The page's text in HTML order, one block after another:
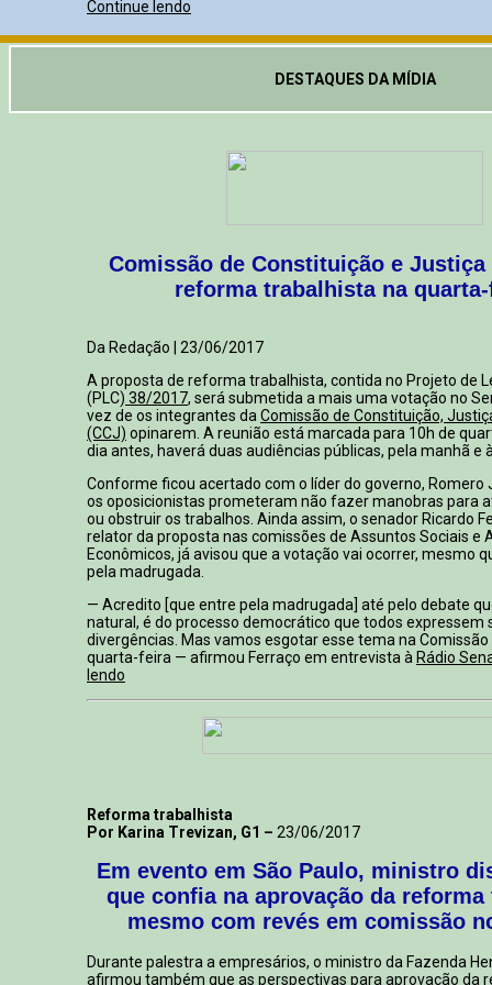
Continue lendo
DESTAQUES DA MÍDIA
Comissão de Constituição e Justiça
reforma trabalhista na
Da Redação | 23/06/2017
A proposta de reforma trabalhista, contida no Projeto de
(PLC) 38/2017, será submetida a mais uma votação no
vez de os integrantes da Comissão de Constituição,
(CCJ) opinarem. A reunião está marcada para 10h de
dia antes, haverá duas audiências públicas, pela manhã e
Conforme ficou acertado com o líder do governo, Romero
os oposicionistas prometeram não fazer manobras para
ou obstruir os trabalhos. Ainda assim, o senador Ricardo
relator da proposta nas comissões de Assuntos Sociais e
Econômicos, já avisou que a votação vai ocorrer, mesmo
pela madrugada.
— Acredito [que entre pela madrugada] até pelo debate
natural, é do processo democrático que todos expressem
divergências. Mas vamos esgotar esse tema na
quarta-feira — afirmou Ferraço em entrevista à Rádio
lendo
Reforma trabalhista
Por Karina Trevizan, G1 – 23/06/2017
Em evento em São Paulo, ministro
que confia na aprovação da
mesmo com revés em comissão
Durante palestra a empresários, o ministro da Fazenda
afirmou também que as perspectivas para aprovação da